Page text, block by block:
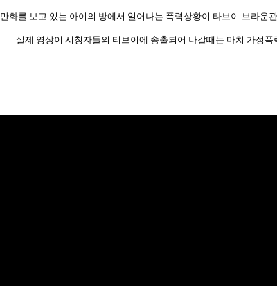
만화를 보고 있는 아이의 방에서 일어나는 폭력상황이 타브이 브라운
실제 영상이 시청자들의 티브이에 송출되어 나갈때는 마치 가정